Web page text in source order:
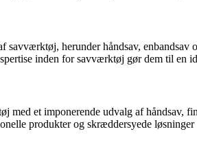
savværktøj, herunder håndsav,
inden for savværktøj gør dem til
med et imponerende udvalg af
produkter og skræddersyede